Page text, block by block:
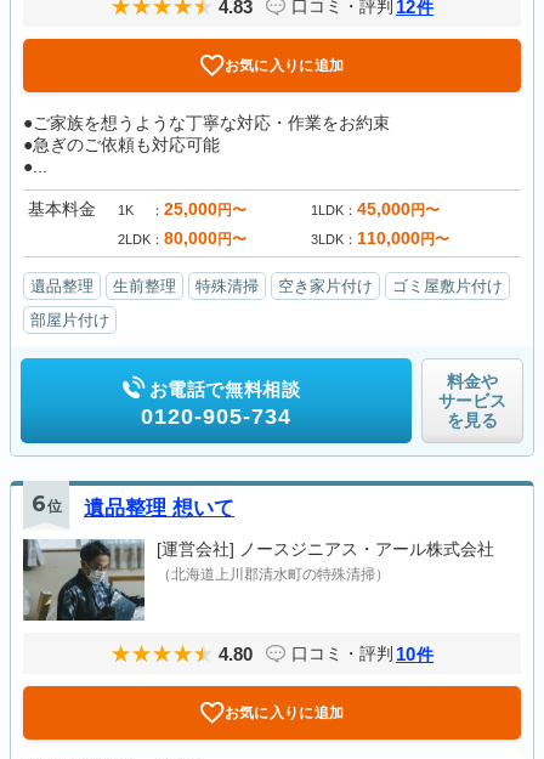
4.83 口コミ・評判 12件
お気に入りに追加
●ご家族を想うような丁寧な対応・作業をお約束
●急ぎのご依頼も対応可能
●...
基本料金 1K 25,000円〜 1LDK 45,000円〜
2LDK 80,000円〜 3LDK 110,000円〜
遺品整理 生前整理 特殊清掃 空き家片付け
ゴミ屋敷片付け
部屋片付け
お電話で無料相談
0120-905-734
料金や
サービス
を見る
6位 遺品整理 想いて
[運営会社] ノースジニアス・アール株式会社
（北海道上川郡清水町の特殊清掃）
4.80 口コミ・評判 10件
お気に入りに追加